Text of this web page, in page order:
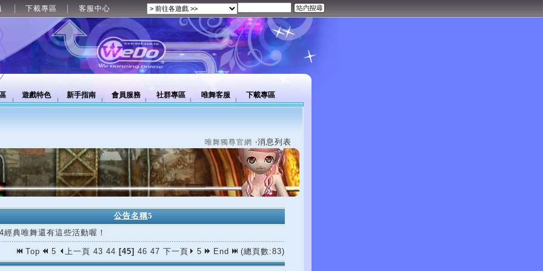
下載專區 客服中心
遊戲特色 新手指南 會員服務 社群專區 唯舞客服 下載專區
唯舞獨尊官網 ‧消息列表
公告名稱5
經典唯舞還有這些活動喔！
Top 5 上一頁 43 44 [45] 46 47 下一頁 5 End (總頁數:83)